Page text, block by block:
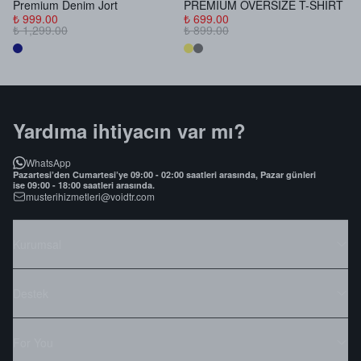
Premium Denim Jort
₺ 999.00
₺ 1,299.00
PREMIUM OVERSIZE T-SHIRT
₺ 699.00
₺ 899.00
Yardıma ihtiyacın var mı?
WhatsApp
Pazartesi’den Cumartesi’ye 09:00 - 02:00 saatleri arasında, Pazar günleri
ise 09:00 - 18:00 saatleri arasında.
musterihizmetleri@voidtr.com